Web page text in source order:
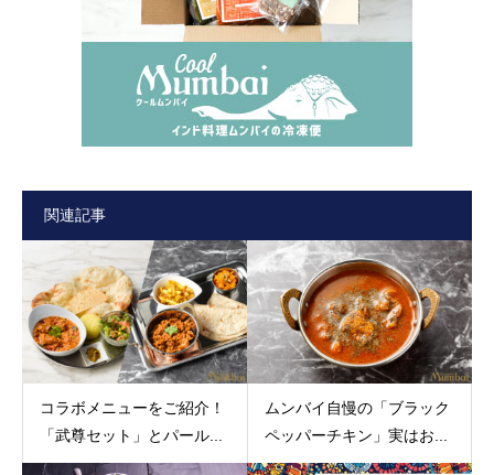
関連記事
コラボメニューをご紹介！
「武尊セット」とパール...
ムンバイ自慢の「ブラック
ペッパーチキン」実はお...